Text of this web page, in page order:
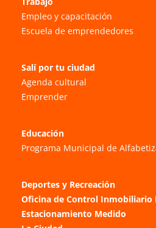
Empleo y capacitación
Escuela de emprendedores
Salí por tu ciudad
Agenda cultural
Emprender
Educación
Programa Municipal de
Deportes y Recreación
Oficina de Control Inmobiliario
Estacionamiento Medido